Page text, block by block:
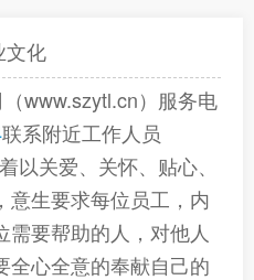
文化
www.szytl.cn） 服务电
联系附近工作人员
以关爱、关怀、贴心、
意生要求每位员工，内
要帮助的人，对他人
全心全意的奉献自己的